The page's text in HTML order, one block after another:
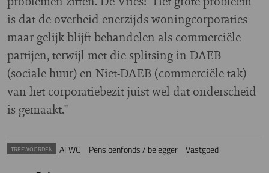
is dat de overheid enerzijds woningcorporaties
maar gelijk blijft behandelen als commerciële
partijen, terwijl met die splitsing in DAEB
(sociale huur) en Niet-DAEB (commerciële tak)
van het corporatiebezit juist wel dat onderscheid
is gemaakt."
TREFWOORDEN AFWC Pensioenfonds / belegger Vastgoed